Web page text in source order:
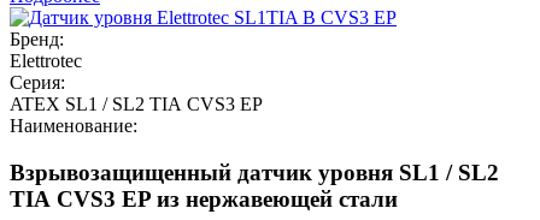
Бренд:
Elettrotec
Серия:
ATEX SL1 / SL2 TIA CVS3 EP
Наименование:
Взрывозащищенный датчик уровня SL1 / SL2
TIA CVS3 EP из нержавеющей стали